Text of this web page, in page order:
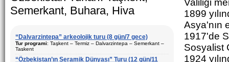
Semerkant, Buhara, Hiva
“Dalvarzintepa” arkeolojik turu (8 gün/7 gece)
Tur programi: Taşkent – Termiz – Dalvarzintepa – Semerkant –
Taşkent
Süre: 8 gün/7 gece
“Özbekistan’ın Seramik Dünyası” Turu (12 gün/11
Valiliği
1899
Asya'nın
1917'de
Sosyalist
1924